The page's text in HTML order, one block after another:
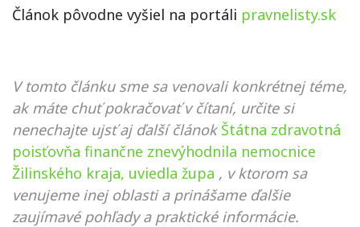
Článok pôvodne vyšiel na portáli pravnelisty.sk
V tomto článku sme sa venovali konkrétnej téme,
ak máte chuť pokračovať v čítaní, určite si
nenechajte ujsť aj ďalší článok Štátna zdravotná
poisťovňa finančne znevýhodnila nemocnice
Žilinského kraja, uviedla župa , v ktorom sa
venujeme inej oblasti a prinášame ďalšie
zaujímavé pohľady a praktické informácie.